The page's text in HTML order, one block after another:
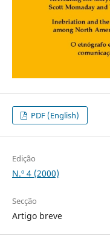
PDF (English)
Edição
N.º 4 (2000)
Secção
Artigo breve